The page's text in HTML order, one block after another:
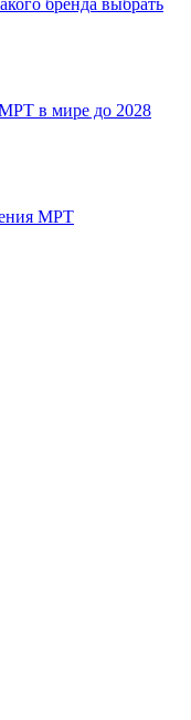
бренда выбрать
в мире до 2028
МРТ